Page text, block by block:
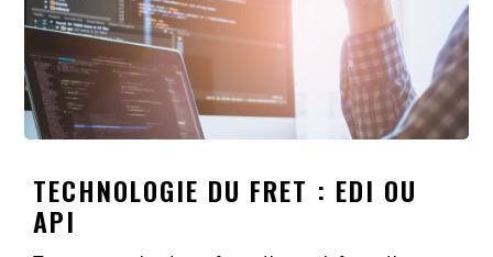
TECHNOLOGIE DU FRET : EDI OU
API